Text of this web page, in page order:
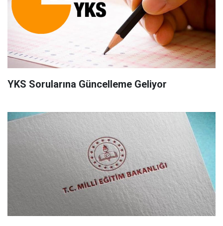
YKS Sorularına Güncelleme Geliyor